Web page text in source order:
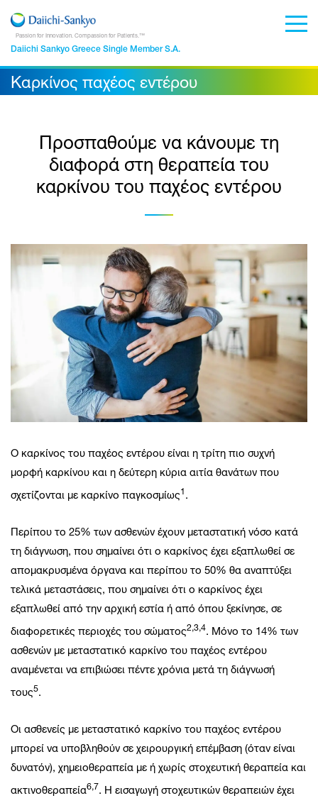
Passion for Innovation. Compassion for Patients.™
Daiichi Sankyo Greece Single Member S.A.
Καρκίνος παχέος εντέρου
Προσπαθούμε να κάνουμε τη
διαφορά στη θεραπεία του
καρκίνου του παχέος εντέρου
Ο καρκίνος του παχέος εντέρου είναι η τρίτη πιο συχνή
μορφή καρκίνου και η δεύτερη κύρια αιτία θανάτων που
σχετίζονται με καρκίνο παγκοσμίως1 .
Περίπου το 25% των ασθενών έχουν μεταστατική νόσο κατά
τη διάγνωση, που σημαίνει ότι ο καρκίνος έχει εξαπλωθεί σε
απομακρυσμένα όργανα και περίπου το 50% θα αναπτύξει
τελικά μεταστάσεις, που σημαίνει ότι ο καρκίνος έχει
εξαπλωθεί από την αρχική εστία ή από όπου ξεκίνησε, σε
διαφορετικές περιοχές του σώματος2,3,4. Μόνο το 14% των
ασθενών με μεταστατικό καρκίνο του παχέος εντέρου
αναμένεται να επιβιώσει πέντε χρόνια μετά τη διάγνωσή
τους5.
Οι ασθενείς με μεταστατικό καρκίνο του παχέος εντέρου
μπορεί να υποβληθούν σε χειρουργική επέμβαση (όταν είναι
δυνατόν), χημειοθεραπεία με ή χωρίς στοχευτική θεραπεία και
ακτινοθεραπεία6,7. Η εισαγωγή στοχευτικών θεραπειών έχει